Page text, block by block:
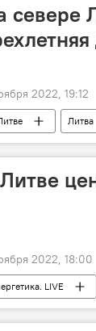
севере
2022, 19:12
Литва
2022, 18:00
LIVE